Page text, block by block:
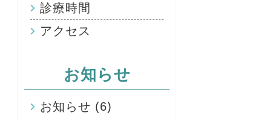
診療時間
アクセス
お知らせ
お知らせ (6)